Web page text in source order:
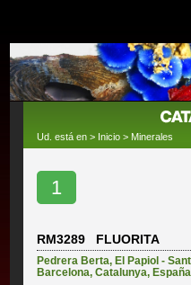
Ud. está en > Inicio > Minerales
1
RM3289 FLUORITA
Pedrera Berta, El Papiol -
Barcelona,Catalunya, España